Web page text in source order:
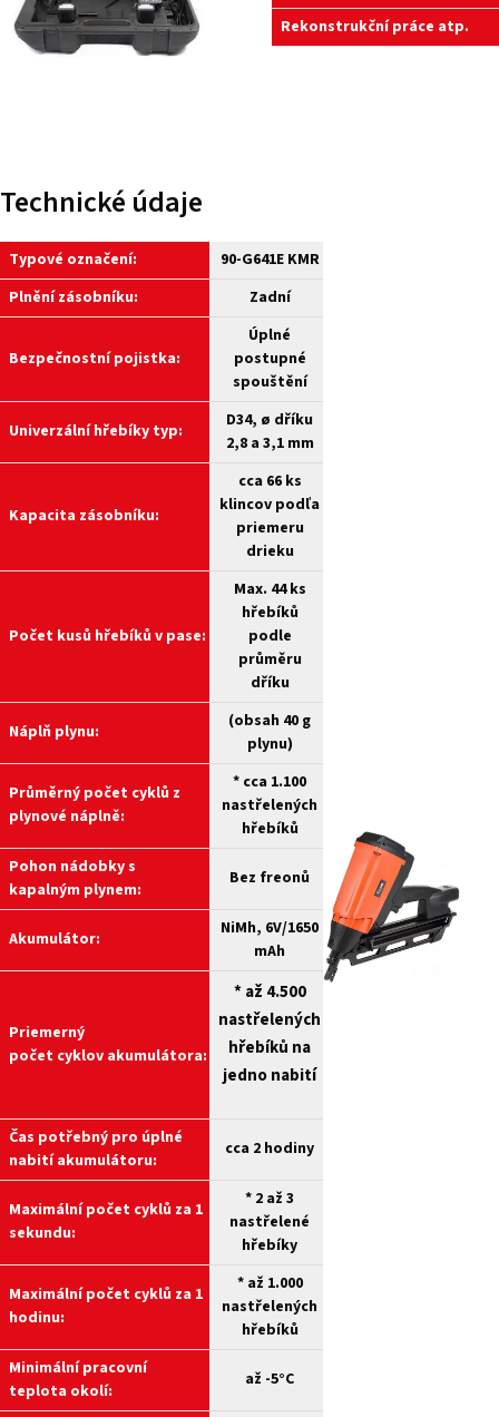
Rekonstrukční práce atp.
Technické údaje
Typové označení:
90-G641E KMR
Plnění zásobníku:
Zadní
Bezpečnostní pojistka:
Úplné
postupné
spouštění
Univerzální hřebíky typ:
D34, ø dříku
2,8 a 3,1 mm
Kapacita zásobníku:
cca 66 ks
klincov podľa
priemeru
drieku
Počet kusů hřebíků v pase:
Max. 44 ks
hřebíků
podle
průměru
dříku
Náplň plynu:
(obsah 40 g
plynu)
Průměrný počet cyklů z
plynové náplně:
* cca 1.100
nastřelených
hřebíků
Pohon nádobky s
kapalným plynem:
Bez freonů
Akumulátor:
NiMh, 6V/1650
mAh
Priemerný
počet cyklov akumulátora:
* až 4.500
nastřelených
hřebíků na
jedno nabití
Čas potřebný pro úplné
nabití akumulátoru:
cca 2 hodiny
Maximální počet cyklů za 1
sekundu:
* 2 až 3
nastřelené
hřebíky
Maximální počet cyklů za 1
hodinu:
* až 1.000
nastřelených
hřebíků
Minimální pracovní
teplota okolí:
až -5°C